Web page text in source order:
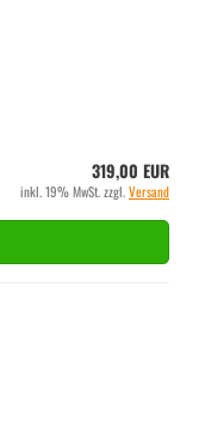
319,00 EUR
inkl. 19% MwSt. zzgl.Versand